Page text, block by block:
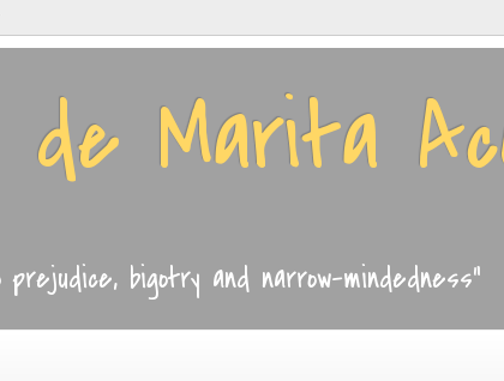
de Marita
bigotry and narrow-mindedness"